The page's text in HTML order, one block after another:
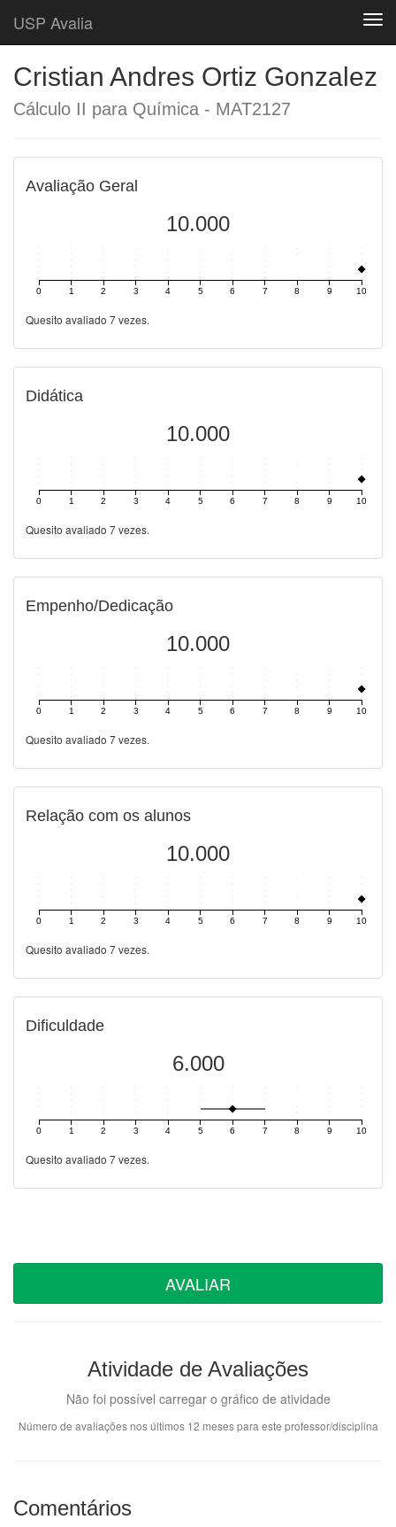
USP Avalia
Cristian Andres Ortiz Gonzalez
Cálculo II para Química - MAT2127
Avaliação Geral
10.000
0 1 2 3 4 5 6 7 8 9 10
Quesito avaliado 7 vezes.
Didática
10.000
0 1 2 3 4 5 6 7 8 9 10
Quesito avaliado 7 vezes.
Empenho/Dedicação
10.000
0 1 2 3 4 5 6 7 8 9 10
Quesito avaliado 7 vezes.
Relação com os alunos
10.000
0 1 2 3 4 5 6 7 8 9 10
Quesito avaliado 7 vezes.
Dificuldade
6.000
0 1 2 3 4 5 6 7 8 9 10
Quesito avaliado 7 vezes.
AVALIAR
Atividade de Avaliações
Não foi possível carregar o gráfico de atividade
Número de avaliações nos últimos 12 meses para este professor/disciplina
Comentários